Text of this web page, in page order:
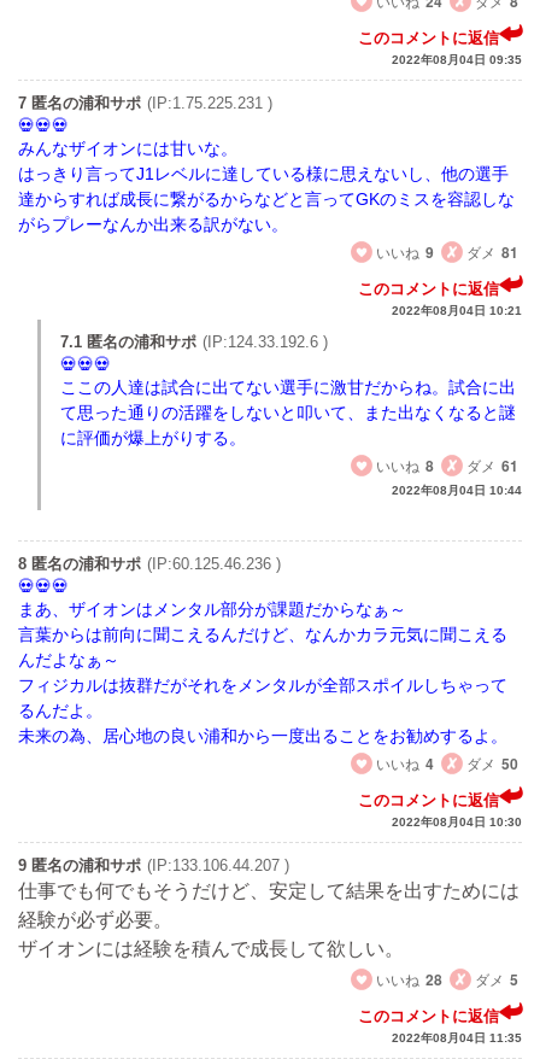
このコメントに返信
2022年08月04日 09:35
7 匿名の浦和サポ (IP:1.75.225.231 )
みんなザイオンには甘いな。
はっきり言ってJ1レベルに達している様に思えないし、他の選手
達からすれば成長に繋がるからなどと言ってGKのミスを容認しな
がらプレーなんか出来る訳がない。
いいね 9 ダメ 81
このコメントに返信
2022年08月04日 10:21
7.1 匿名の浦和サポ (IP:124.33.192.6 )
ここの人達は試合に出てない選手に激甘だからね。試合に出
て思った通りの活躍をしないと叩いて、また出なくなると謎
に評価が爆上がりする。
いいね 8 ダメ 61
2022年08月04日 10:44
8 匿名の浦和サポ (IP:60.125.46.236 )
まあ、ザイオンはメンタル部分が課題だからなぁ～
言葉からは前向に聞こえるんだけど、なんかカラ元気に聞こえる
んだよなぁ～
フィジカルは抜群だがそれをメンタルが全部スポイルしちゃって
るんだよ。
未来の為、居心地の良い浦和から一度出ることをお勧めするよ。
いいね 4 ダメ 50
このコメントに返信
2022年08月04日 10:30
9 匿名の浦和サポ (IP:133.106.44.207 )
仕事でも何でもそうだけど、安定して結果を出すためには
経験が必ず必要。
ザイオンには経験を積んで成長して欲しい。
いいね 28 ダメ 5
このコメントに返信
2022年08月04日 11:35